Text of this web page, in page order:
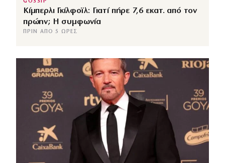
GOSSIP
Κίμπερλι Γκίλφοϊλ: Γιατί πήρε 7,6 εκατ. από τον
πρώην; Η συμφωνία
ΠΡΙΝ ΑΠΌ 5 ΏΡΕΣ